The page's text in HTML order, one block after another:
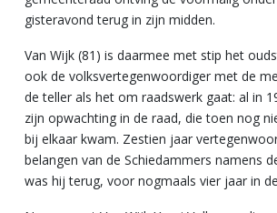
gisteravond terug in zijn midden.
Van Wijk (81) is daarmee met stip het
ook de volksvertegenwoordiger met de
de teller als het om raadswerk gaat: al in
zijn opwachting in de raad, die toen nog
bij elkaar kwam. Zestien jaar
belangen van de Schiedammers namens
was hij terug, voor nogmaals vier jaar in